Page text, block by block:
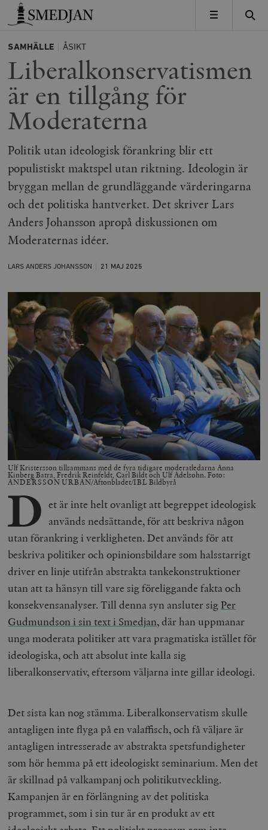
Timbro
MENY
SAMHÄLLE ÅSIKT
Liberalkonservatismen
är en tillgång för
Moderaterna
Politik utan ideologisk förankring blir ett
populistiskt maktspel utan riktning. Ideologin är
bryggan mellan de grundläggande värderingarna
och det politiska hantverket. Det skriver Lars
Anders Johansson apropå diskussionen om
Moderaternas idéer.
LARS ANDERS JOHANSSON 21 MAJ 2025
Ulf Kristersson tillsammans med de fyra tidigare moderatledarna Anna
Kinberg Batra, Fredrik Reinfeldt, Carl Bildt och Ulf Adelsohn. Foto:
ANDERSSON URBAN/Aftonbladet/IBL Bildbyrå
D et är inte helt ovanligt att begreppet ideologisk
används nedsättande, för att beskriva någon
utan förankring i verkligheten. Det används för att
beskriva politiker och opinionsbildare som halsstarrigt
driver en linje utifrån abstrakta tankekonstruktioner
utan att ta hänsyn till vare sig föreliggande fakta och
konsekvensanalyser. Till denna syn ansluter sigPer
Gudmundson i sin text i Smedjan, där han uppmanar
unga moderata politiker att vara pragmatiska istället för
ideologiska, och att absolut inte kalla sig
liberalkonservativ, eftersom väljarna inte gillar ideologi.
Det sista kan nog stämma. Liberalkonservatism skulle
antagligen inte flyga på en valaffisch, och få väljare är
antagligen intresserade av abstrakta spetsfundigheter
som hör hemma på ett ideologiskt seminarium. Men det
är skillnad på valkampanj och politikutveckling.
Kampanjen är en förlängning av det politiska
programmet, som i sin tur är en produkt av ett